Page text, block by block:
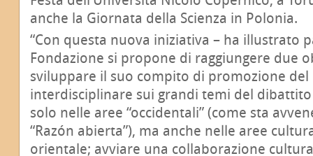
anche la Giornata della Scienza in Polonia.
“Con questa nuova iniziativa – ha illustrato
Fondazione si propone di raggiungere due
sviluppare il suo compito di promozione del
interdisciplinare sui grandi temi del
solo nelle aree “occidentali” (come sta
“Razón abierta”), ma anche nelle aree
orientale; avviare una collaborazione